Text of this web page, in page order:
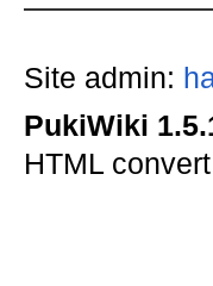
Site admin:
PukiWiki
HTML